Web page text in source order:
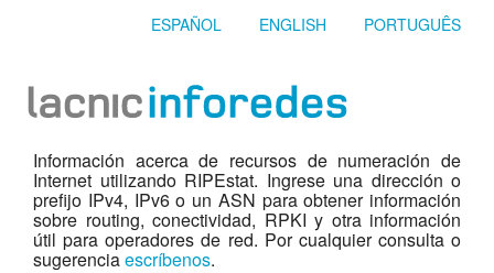
ESPAÑOL ENGLISH PORTUGUÊS
Información acerca de recursos de numeración de
Internet utilizando RIPEstat. Ingrese una dirección o
prefijo IPv4, IPv6 o un ASN para obtener información
sobre routing, conectividad, RPKI y otra información
útil para operadores de red. Por cualquier consulta o
sugerenciaescríbenos.